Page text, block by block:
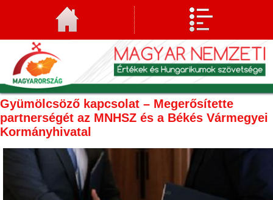
Gyümölcsöző kapcsolat – Megerősítette
partnerségét az MNHSZ és a Békés Vármegyei
Kormányhivatal